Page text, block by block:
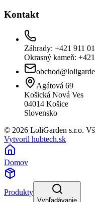
Kontakt
Záhrady: +421 911
Okrasný kameň:
Agátová 69
Košická Nová Ves
04014 Košice
Slovensko
© 2026 LoliGarden s.r.o.
Vytvoril hubtech.sk
Domov
Produkty
Vyhľadávanie